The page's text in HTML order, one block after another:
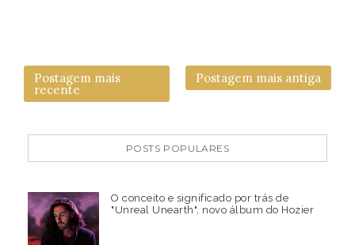
Postagem mais
recente
Postagem mais antiga
POSTS POPULARES
O conceito e significado por trás de
"Unreal Unearth", novo álbum do Hozier